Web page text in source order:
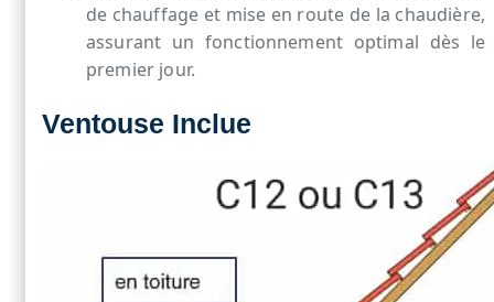
de chauffage et mise en route de la chaudière,
assurant un fonctionnement optimal dès le
premier jour.
Ventouse Inclue